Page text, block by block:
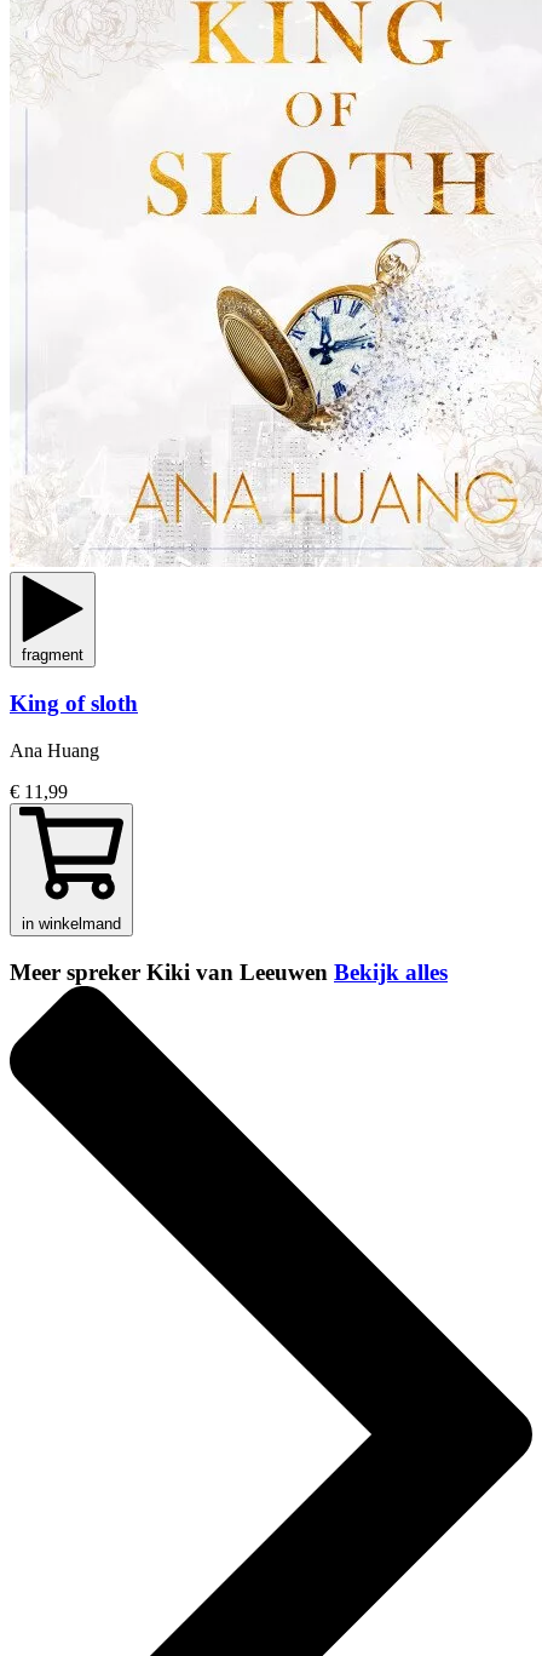
fragment
King of sloth
Ana Huang
€ 11,99
in winkelmand
Meer spreker Kiki van Leeuwen Bekijk alles